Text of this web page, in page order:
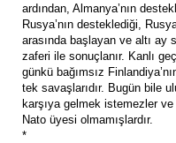
ardından, Almanya’nın
Rusya’nın desteklediği,
arasında başlayan ve altı ay
zaferi ile sonuçlanır. Kanlı
günkü bağımsız
tek savaşlarıdır. Bugün bile
karşıya gelmek istemezler ve
Nato üyesi olmamışlardır.
*